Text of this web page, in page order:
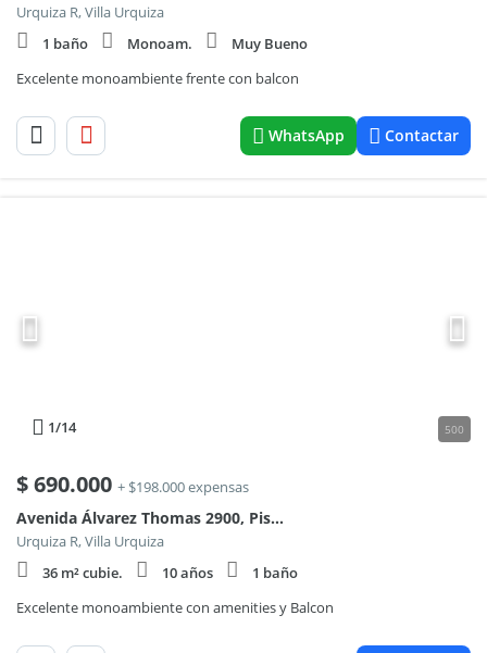
Urquiza R, Villa Urquiza
1 baño
Monoam.
Muy Bueno
Excelente monoambiente frente con balcon
WhatsApp Contactar
1/14 500
$690.000 + $198.000 expensas
Avenida Álvarez Thomas 2900, Piso 9
Urquiza R, Villa Urquiza
36 m² cubie.
10 años
1 baño
Excelente monoambiente con amenities y Balcon